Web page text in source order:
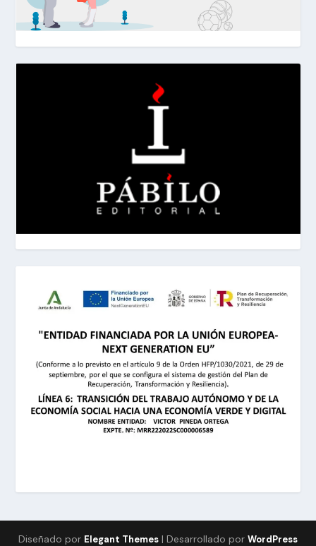
Diseñado por Elegant Themes | Desarrollado por WordPress